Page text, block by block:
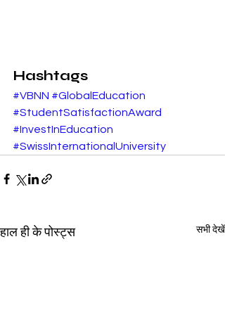
Hashtags
#VBNN #GlobalEducation
#StudentSatisfactionAward
#InvestInEducation
#SwissInternationalUniversity
हाल ही के पोस्ट्स सभी देखें